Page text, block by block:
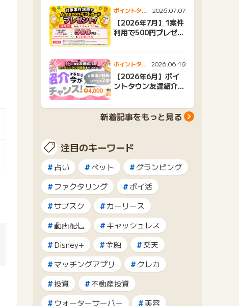
ポイントタウ
ンニュース
2026.07.07
【2026年7月】1案件
利用で500円プレゼン
ポイントタウ
ンニュース
2026.06.19
【2026年6月】ポイ
ントタウン友達紹介キ
新着記事をもっと見る
注目のキーワード
占い ペット
グランピング
ファクタリング
ポイ活
サブスク
カーリース
動画配信
キャッシュレス
Disney+
金融
楽天
マッチングアプリ
クレカ
投資
不動産投資
ウォーターサーバー
美容